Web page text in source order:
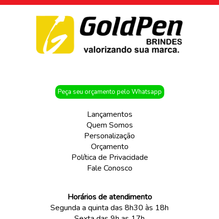
Peça seu orçamento pelo Whatsapp
Lançamentos
Quem Somos
Personalização
Orçamento
Política de Privacidade
Fale Conosco
Horários de atendimento
Segunda a quinta das 8h30 às 18h